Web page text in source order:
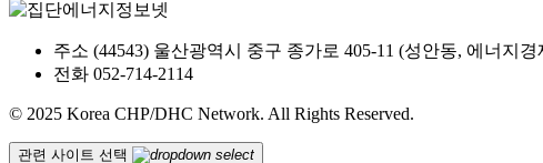
주소 (44543) 울산광역시 중구 종가로 405-11 (성안동, 에너지
전화 052-714-2114
© 2025 Korea CHP/DHC Network. All Rights Reserved.
관련 사이트 선택